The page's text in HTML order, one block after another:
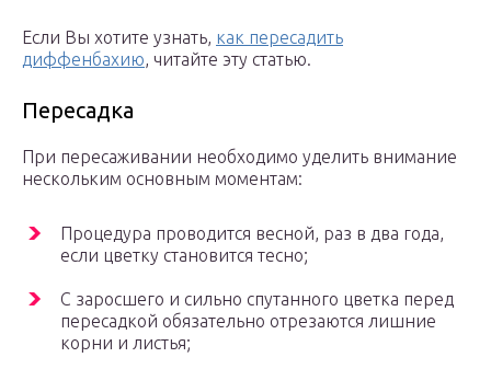
Если Вы хотите узнать, как пересадить
диффенбахию, читайте эту статью.
Пересадка
При пересаживании необходимо уделить внимание
нескольким основным моментам:
Процедура проводится весной, раз в два года,
если цветку становится тесно;
С заросшего и сильно спутанного цветка перед
пересадкой обязательно отрезаются лишние
корни и листья;